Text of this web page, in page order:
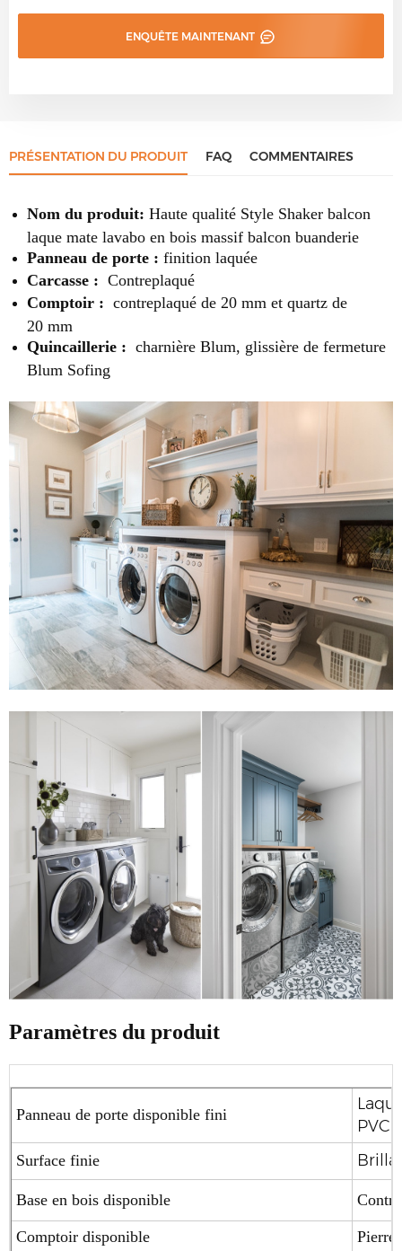
ENQUÊTE MAINTENANT
PRÉSENTATION DU PRODUIT FAQ COMMENTAIRES
Nom du produit: Haute qualité Style Shaker balcon
laque mate lavabo en bois massif balcon buanderie
Panneau de porte : finition laquée
Carcasse : Contreplaqué
Comptoir : contreplaqué de 20 mm et quartz de
20 mm
Quincaillerie : charnière Blum, glissière de fermeture
Blum Sofing
Paramètres du produit
Panneau de porte disponible fini
PVC
Surface finie
Base en bois disponible
Comptoir disponible Pierre